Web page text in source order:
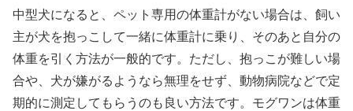
中型犬になると、ペット専用の体重計がない場合は、飼い
主が犬を抱っこして一緒に体重計に乗り、そのあと自分の
体重を引く方法が一般的です。ただし、抱っこが難しい場
合や、犬が嫌がるようなら無理をせず、動物病院などで定
期的に測定してもらうのも良い方法です。モグワンは体重